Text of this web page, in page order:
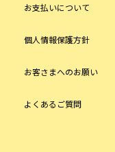
お支払いについて
個人情報保護方針
お客さまへのお願い
よくあるご質問